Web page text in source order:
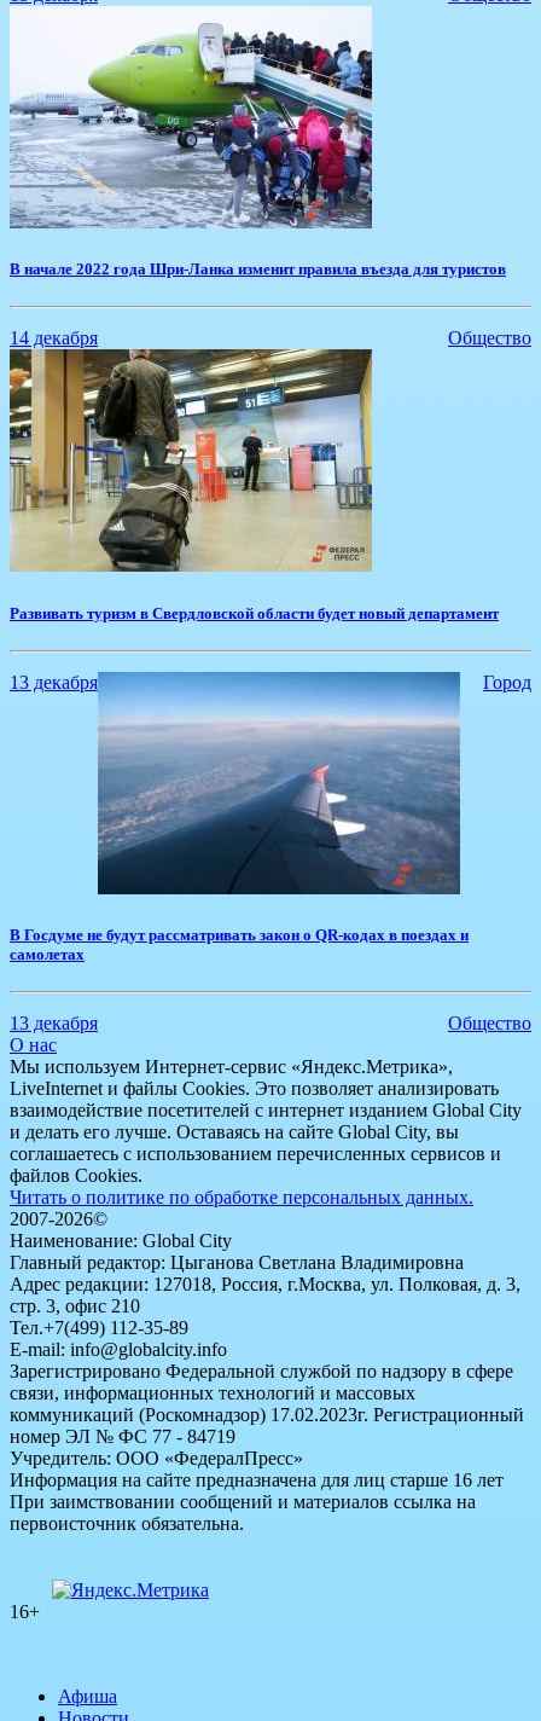
​В начале 2022 года Шри-Ланка изменит правила въезда для туристов
14 декабря Общество
​Развивать туризм в Свердловской области будет новый департамент
13 декабря Город
​В Госдуме не будут рассматривать закон о QR-кодах в поездах и
самолетах
13 декабря
Общество
О нас
Мы используем Интернет-сервис «Яндекс.Метрика»,
LiveInternet и файлы Cookies. Это позволяет анализировать
взаимодействие посетителей с интернет изданием Global City
и делать его лучше. Оставаясь на сайте Global City, вы
соглашаетесь с использованием перечисленных сервисов и
файлов Cookies.
Читать о политике по обработке персональных данных.
2007-2026©
Наименование: Global City
Главный редактор: Цыганова Светлана Владимировна
Адрес редакции: 127018, Россия, г.Москва, ул. Полковая, д. 3,
стр. 3, офис 210
Тел.+7(499) 112-35-89
E-mail: info@globalcity.info
Зарегистрировано Федеральной службой по надзору в сфере
связи, информационных технологий и массовых
коммуникаций (Роскомнадзор) 17.02.2023г. Регистрационный
номер ЭЛ № ФС 77 - 84719
Учредитель: ООО «ФедералПресс»
Информация на сайте предназначена для лиц старше 16 лет
При заимствовании сообщений и материалов ссылка на
первоисточник обязательна.
16+
Афиша